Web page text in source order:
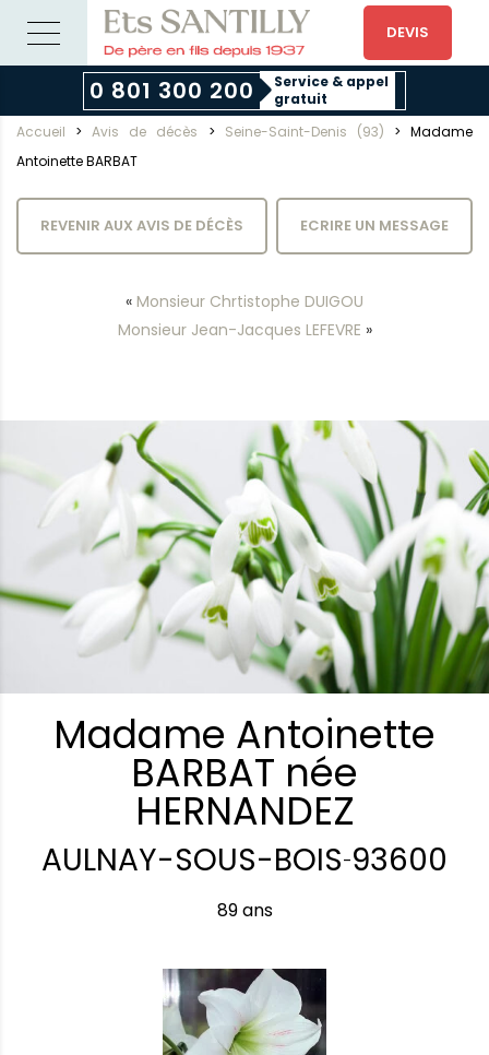
DEVIS
0 801 300 200
Service & appel
gratuit
Accueil >Avis de décès > Seine-Saint-Denis (93) >Madame
Antoinette BARBAT
REVENIR AUX AVIS DE DÉCÈS ECRIRE UN MESSAGE
« Monsieur Chrtistophe DUIGOU
Monsieur Jean-Jacques LEFEVRE »
Madame Antoinette
BARBAT née
HERNANDEZ
AULNAY-SOUS-BOIS-93600
89 ans